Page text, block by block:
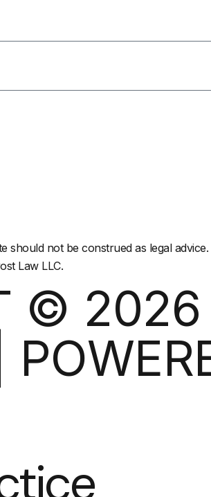
should not be construed as legal
Law LLC.
© 2026